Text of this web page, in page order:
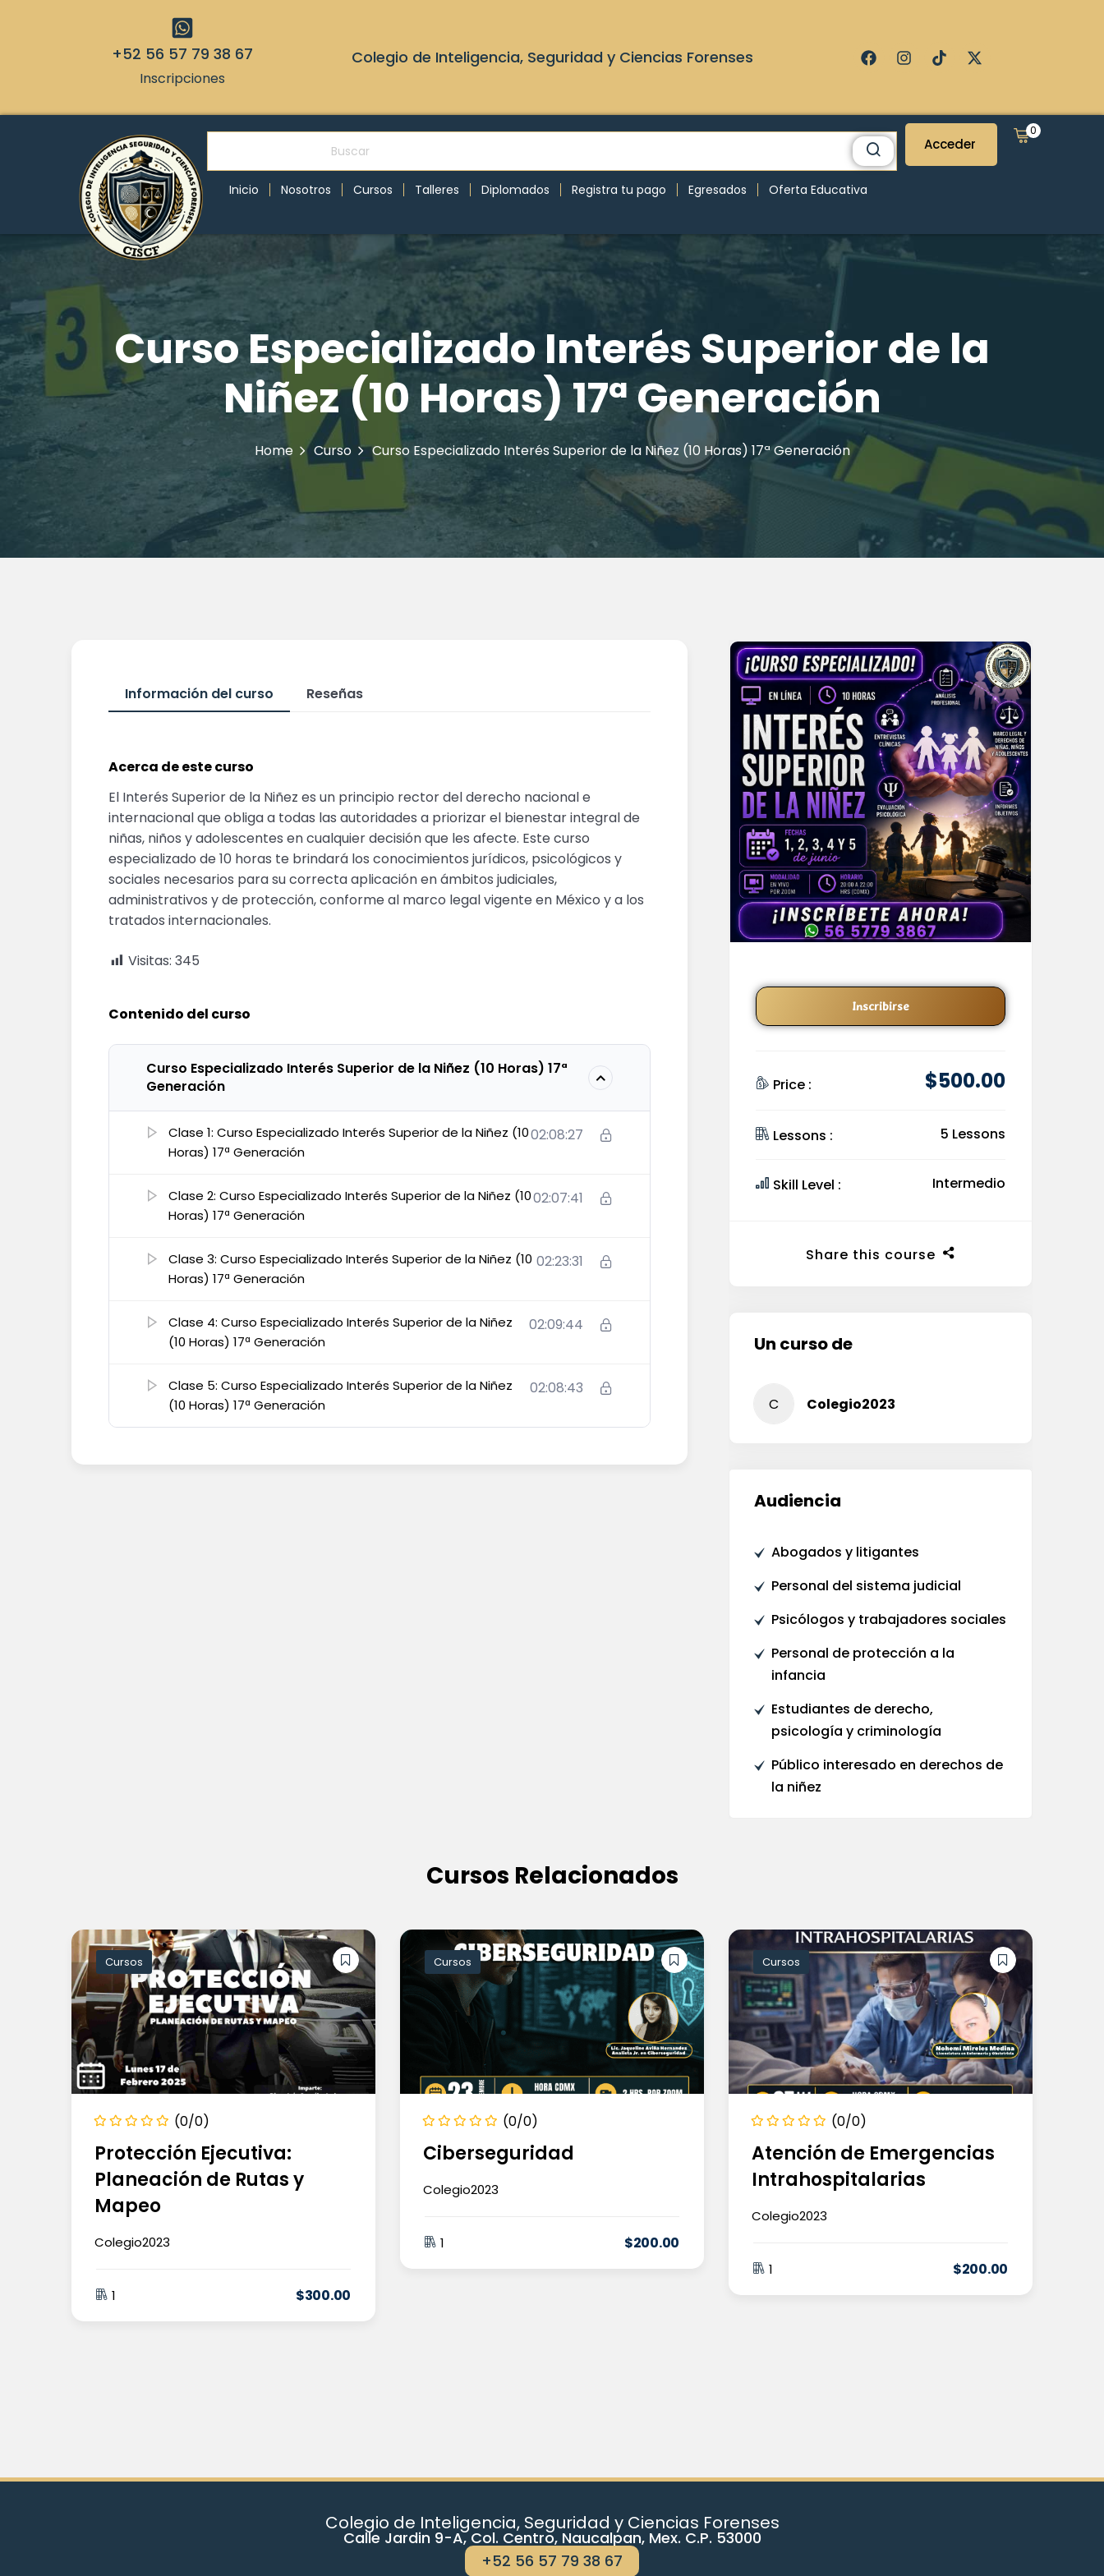
+52 56 57 79 38 67
Inscripciones
Colegio de Inteligencia, Seguridad y Ciencias Forenses
Inicio Nosotros Cursos Talleres Diplomados Registra tu pago Egresados Oferta Educativa
Acceder
0
Curso Especializado Interés Superior de la
Niñez (10 Horas) 17ª Generación
Home Curso Curso Especializado Interés Superior de la Niñez (10 Horas) 17ª Generación
Información del curso Reseñas
Acerca de este curso
El Interés Superior de la Niñez es un principio rector del derecho nacional e
internacional que obliga a todas las autoridades a priorizar el bienestar integral de
niñas, niños y adolescentes en cualquier decisión que les afecte. Este curso
especializado de 10 horas te brindará los conocimientos jurídicos, psicológicos y
sociales necesarios para su correcta aplicación en ámbitos judiciales,
administrativos y de protección, conforme al marco legal vigente en México y a los
tratados internacionales.
Visitas: 345
Contenido del curso
Curso Especializado Interés Superior de la Niñez (10 Horas) 17ª
Generación
Clase 1: Curso Especializado Interés Superior de la Niñez (10
Horas) 17ª Generación
02:08:27
Clase 2: Curso Especializado Interés Superior de la Niñez (10
Horas) 17ª Generación
02:07:41
Clase 3: Curso Especializado Interés Superior de la Niñez (10
Horas) 17ª Generación
02:23:31
Clase 4: Curso Especializado Interés Superior de la Niñez
(10 Horas) 17ª Generación
02:09:44
Clase 5: Curso Especializado Interés Superior de la Niñez
(10 Horas) 17ª Generación
02:08:43
Inscribirse
Price : $500.00
Lessons : 5 Lessons
Skill Level : Intermedio
Share this course
Un curso de
C Colegio2023
Audiencia
Abogados y litigantes
Personal del sistema judicial
Psicólogos y trabajadores sociales
Personal de protección a la
infancia
Estudiantes de derecho,
psicología y criminología
Público interesado en derechos de
la niñez
Cursos Relacionados
Cursos
(0/0)
Protección Ejecutiva:
Planeación de Rutas y
Mapeo
Colegio2023
1 $300.00
Cursos
(0/0)
Ciberseguridad
Colegio2023
1 $200.00
Cursos
(0/0)
Atención de Emergencias
Intrahospitalarias
Colegio2023
1 $200.00
Colegio de Inteligencia, Seguridad y Ciencias Forenses
Calle Jardin 9-A, Col. Centro, Naucalpan, Mex. C.P. 53000
+52 56 57 79 38 67